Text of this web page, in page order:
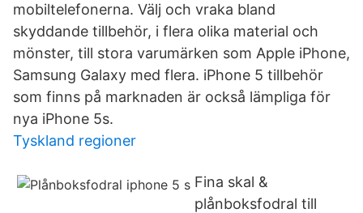
mobiltelefonerna. Välj och vraka bland
skyddande tillbehör, i flera olika material och
mönster, till stora varumärken som Apple iPhone,
Samsung Galaxy med flera. iPhone 5 tillbehör
som finns på marknaden är också lämpliga för
nya iPhone 5s.
Tyskland regioner
Fina skal &
plånboksfodral till